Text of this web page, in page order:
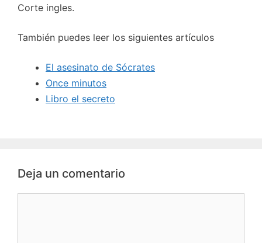
Corte ingles.
También puedes leer los siguientes artículos
El asesinato de Sócrates
Once minutos
Libro el secreto
Deja un comentario